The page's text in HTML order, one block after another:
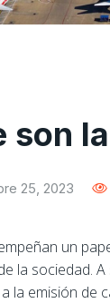
son
25, 2023
un
la sociedad.
la emisión de